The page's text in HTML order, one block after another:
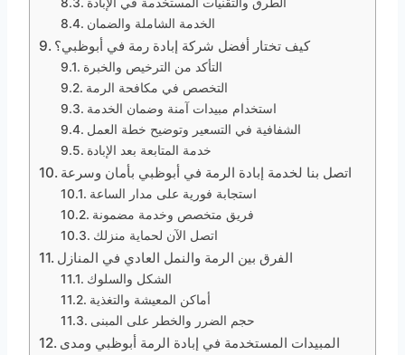
الخدمة الشاملة والضمان
كيف تختار أفضل شركة إبادة رمة في أبوظبي؟
التأكد من الترخيص والخبرة
التخصص في مكافحة الرمة
استخدام مبيدات آمنة وضمان الخدمة
الشفافية في التسعير وتوضيح خطة العمل
خدمة المتابعة بعد الإبادة
اتصل بنا لخدمة إبادة الرمة في أبوظبي بأمان وسرعة
استجابة فورية على مدار الساعة
فريق متخصص وخدمة مضمونة
اتصل الآن لحماية منزلك
الفرق بين الرمة والنمل العادي في المنازل
الشكل والسلوك
أماكن المعيشة والتغذية
حجم الضرر والخطر على المبنى
المبيدات المستخدمة في إبادة الرمة أبوظبي ومدى